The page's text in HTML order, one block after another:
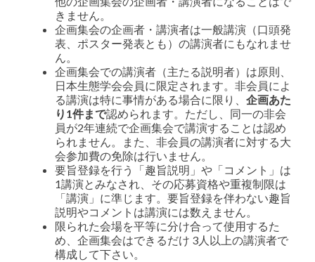
きません。
企画集会の企画者・講演者は一般講演（口頭発
表、ポスター発表とも）の講演者にもなれませ
ん。
企画集会での講演者（主たる説明者）は原則、
日本生態学会会員に限定されます。非会員によ
る講演は特に事情がある場合に限り、 企画あた
り1件まで認められます。ただし、同一の非会
員が2年連続で企画集会で講演することは認め
られません。また、非会員の講演者に対する大
会参加費の免除は行いません。
要旨登録を行う「趣旨説明」や「コメント」は
1講演とみなされ、その応募資格や重複制限は
「講演」に準じます。要旨登録を伴わない趣旨
説明やコメントは講演には数えません。
限られた会場を平等に分け合って使用するた
め、企画集会はできるだけ 3人以上の講演者で
構成して下さい。